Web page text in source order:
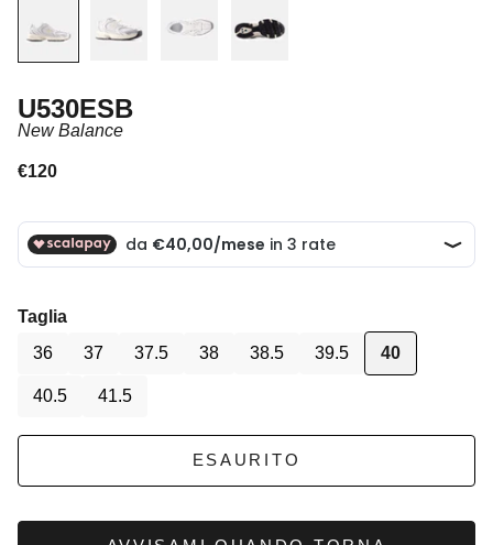
U530ESB
New Balance
Prezzo scontato
€120
Taglia
36
37 37.5 38 38.5 39.5 40
40.5 41.5
ESAURITO